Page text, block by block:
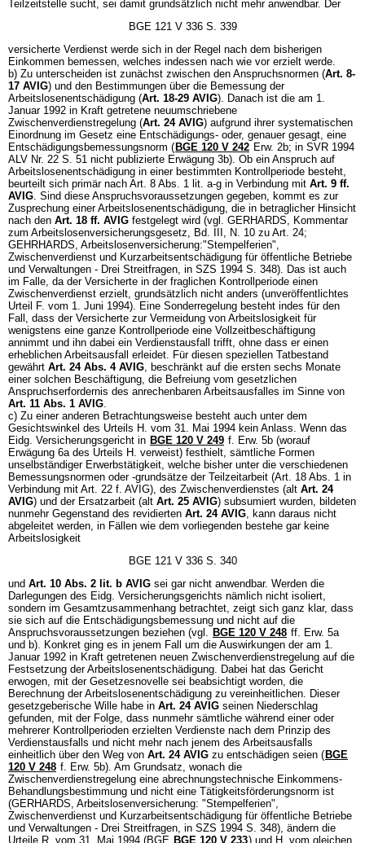
Teilzeitstelle sucht, sei damit grundsätzlich nicht mehr anwendbar. Der
BGE 121 V 336 S. 339
versicherte Verdienst werde sich in der Regel nach dem bisherigen
Einkommen bemessen, welches indessen nach wie vor erzielt werde.
b) Zu unterscheiden ist zunächst zwischen den Anspruchsnormen (Art. 8-
17 AVIG) und den Bestimmungen über die Bemessung der
Arbeitslosenentschädigung (Art. 18-29 AVIG). Danach ist die am 1.
Januar 1992 in Kraft getretene neuumschriebene
Zwischenverdienstregelung (Art. 24 AVIG) aufgrund ihrer systematischen
Einordnung im Gesetz eine Entschädigungs- oder, genauer gesagt, eine
Entschädigungsbemessungsnorm ( BGE 120 V 242 Erw. 2b; in SVR 1994
ALV Nr. 22 S. 51 nicht publizierte Erwägung 3b). Ob ein Anspruch auf
Arbeitslosenentschädigung in einer bestimmten Kontrollperiode besteht,
beurteilt sich primär nach Art. 8 Abs. 1 lit. a-g in Verbindung mit Art. 9 ff.
AVIG. Sind diese Anspruchsvoraussetzungen gegeben, kommt es zur
Zusprechung einer Arbeitslosenentschädigung, die in betraglicher Hinsicht
nach den Art. 18 ff. AVIG festgelegt wird (vgl. GERHARDS, Kommentar
zum Arbeitslosenversicherungsgesetz, Bd. III, N. 10 zu Art. 24;
GEHRHARDS, Arbeitslosenversicherung:"Stempelferien",
Zwischenverdienst und Kurzarbeitsentschädigung für öffentliche Betriebe
und Verwaltungen - Drei Streitfragen, in SZS 1994 S. 348). Das ist auch
im Falle, da der Versicherte in der fraglichen Kontrollperiode einen
Zwischenverdienst erzielt, grundsätzlich nicht anders (unveröffentlichtes
Urteil F. vom 1. Juni 1994). Eine Sonderregelung besteht indes für den
Fall, dass der Versicherte zur Vermeidung von Arbeitslosigkeit für
wenigstens eine ganze Kontrollperiode eine Vollzeitbeschäftigung
annimmt und ihn dabei ein Verdienstausfall trifft, ohne dass er einen
erheblichen Arbeitsausfall erleidet. Für diesen speziellen Tatbestand
gewährt Art. 24 Abs. 4 AVIG, beschränkt auf die ersten sechs Monate
einer solchen Beschäftigung, die Befreiung vom gesetzlichen
Anspruchserfordernis des anrechenbaren Arbeitsausfalles im Sinne von
Art. 11 Abs. 1 AVIG.
c) Zu einer anderen Betrachtungsweise besteht auch unter dem
Gesichtswinkel des Urteils H. vom 31. Mai 1994 kein Anlass. Wenn das
Eidg. Versicherungsgericht in BGE 120 V 249 f. Erw. 5b (worauf
Erwägung 6a des Urteils H. verweist) festhielt, sämtliche Formen
unselbständiger Erwerbstätigkeit, welche bisher unter die verschiedenen
Bemessungsnormen oder -grundsätze der Teilzeitarbeit (Art. 18 Abs. 1 in
Verbindung mit Art. 22 f. AVIG), des Zwischenverdienstes (alt Art. 24
AVIG) und der Ersatzarbeit (alt Art. 25 AVIG) subsumiert wurden, bildeten
nunmehr Gegenstand des revidierten Art. 24 AVIG, kann daraus nicht
abgeleitet werden, in Fällen wie dem vorliegenden bestehe gar keine
Arbeitslosigkeit
BGE 121 V 336 S. 340
und Art. 10 Abs. 2 lit. b AVIG sei gar nicht anwendbar. Werden die
Darlegungen des Eidg. Versicherungsgerichts nämlich nicht isoliert,
sondern im Gesamtzusammenhang betrachtet, zeigt sich ganz klar, dass
sie sich auf die Entschädigungsbemessung und nicht auf die
Anspruchsvoraussetzungen beziehen (vgl. BGE 120 V 248 ff. Erw. 5a
und b). Konkret ging es in jenem Fall um die Auswirkungen der am 1.
Januar 1992 in Kraft getretenen neuen Zwischenverdienstregelung auf die
Festsetzung der Arbeitslosenentschädigung. Dabei hat das Gericht
erwogen, mit der Gesetzesnovelle sei beabsichtigt worden, die
Berechnung der Arbeitslosenentschädigung zu vereinheitlichen. Dieser
gesetzgeberische Wille habe in Art. 24 AVIG seinen Niederschlag
gefunden, mit der Folge, dass nunmehr sämtliche während einer oder
mehrerer Kontrollperioden erzielten Verdienste nach dem Prinzip des
Verdienstausfalls und nicht mehr nach jenem des Arbeitsausfalls
einheitlich über den Weg von Art. 24 AVIG zu entschädigen seien ( BGE
120 V 248 f. Erw. 5b). Am Grundsatz, wonach die
Zwischenverdienstregelung eine abrechnungstechnische Einkommens-
Behandlungsbestimmung und nicht eine Tätigkeitsförderungsnorm ist
(GERHARDS, Arbeitslosenversicherung: "Stempelferien",
Zwischenverdienst und Kurzarbeitsentschädigung für öffentliche Betriebe
und Verwaltungen - Drei Streitfragen, in SZS 1994 S. 348), ändern die
Urteile R. vom 31. Mai 1994 (BGE BGE 120 V 233) und H. vom gleichen